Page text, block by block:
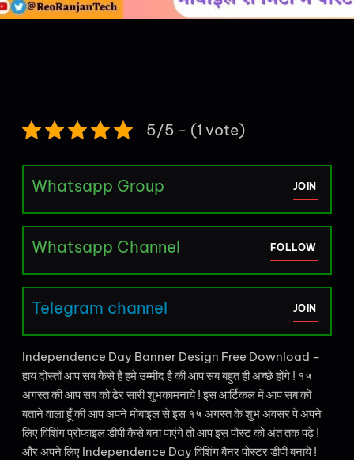
5/5 - (1 vote)
Whatsapp Group JOIN
Whatsapp Channel FOLLOW
Telegram channel JOIN
Independence Day Banner Design Free Download –
हाय दोस्तों आप सब कैसे है हमे उम्मीद है की आप सब बहुत ही अच्छे होंगे ! १५
अगस्त की आप सब को ढेर सारी शुभकामनाये ! इस आर्टिकल में आप सब को
बताने वाला हूँ की आप अपने मोबाइल से इस १५ अगस्त के शुभ अवसर पे अपने
लिए विशिंग प्रोफाइल डीपी कैसे बना पाएंगे तो आप इस पोस्ट को अंत तक पढ़े !
और अपने लिए Independence Day विशिंग बैनर पोस्टर डीपी बनाये !